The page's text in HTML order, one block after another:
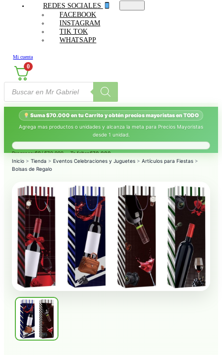
REDES SOCIALES
FACEBOOK
INSTAGRAM
TIK TOK
WHATSAPP
Mi cuenta
0
Búsqueda
productos
Suma $70.000 en tu Carrito y obtén precios mayoristas en TODO
Agrega mas productos o unidades y alcanza la meta para Precios Mayoristas
desde 1 unidad.
Progreso:$0/ $70.000 — Te faltan$70.000.
Inicio > Tienda > Eventos Celebraciones y Juguetes > Artículos para Fiestas >
Bolsas de Regalo